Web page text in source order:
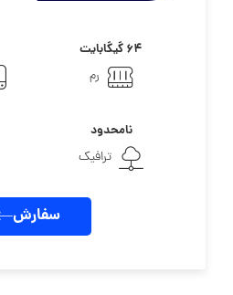
۶۴ گیگابایت
رم
نامحدود
ترافیک
سفارش